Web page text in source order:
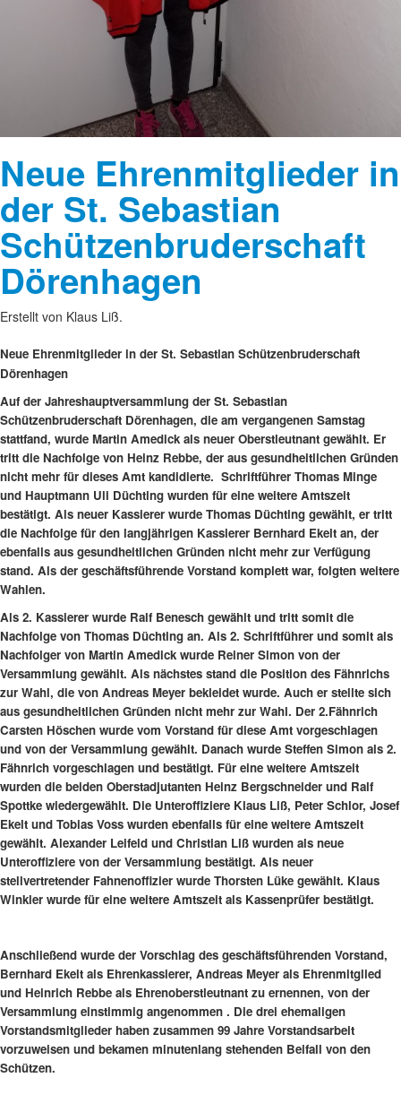
Neue Ehrenmitglieder in
der St. Sebastian
Schützenbruderschaft
Dörenhagen
Erstellt von Klaus Liß.
Neue Ehrenmitglieder in der St. Sebastian Schützenbruderschaft
Dörenhagen
Auf der Jahreshauptversammlung der St. Sebastian
Schützenbruderschaft Dörenhagen, die am vergangenen Samstag
stattfand, wurde Martin Amedick als neuer Oberstleutnant gewählt. Er
tritt die Nachfolge von Heinz Rebbe, der aus gesundheitlichen Gründen
nicht mehr für dieses Amt kandidierte. Schriftführer Thomas Minge
und Hauptmann Uli Düchting wurden für eine weitere Amtszeit
bestätigt. Als neuer Kassierer wurde Thomas Düchting gewählt, er tritt
die Nachfolge für den langjährigen Kassierer Bernhard Ekelt an, der
ebenfalls aus gesundheitlichen Gründen nicht mehr zur Verfügung
stand. Als der geschäftsführende Vorstand komplett war, folgten weitere
Wahlen.
Als 2. Kassierer wurde Ralf Benesch gewählt und tritt somit die
Nachfolge von Thomas Düchting an. Als 2. Schriftführer und somit als
Nachfolger von Martin Amedick wurde Reiner Simon von der
Versammlung gewählt. Als nächstes stand die Position des Fähnrichs
zur Wahl, die von Andreas Meyer bekleidet wurde. Auch er stellte sich
aus gesundheitlichen Gründen nicht mehr zur Wahl. Der 2.Fähnrich
Carsten Höschen wurde vom Vorstand für diese Amt vorgeschlagen
und von der Versammlung gewählt. Danach wurde Steffen Simon als 2.
Fähnrich vorgeschlagen und bestätigt. Für eine weitere Amtszeit
wurden die beiden Oberstadjutanten Heinz Bergschneider und Ralf
Spottke wiedergewählt. Die Unteroffiziere Klaus Liß, Peter Schlor, Josef
Ekelt und Tobias Voss wurden ebenfalls für eine weitere Amtszeit
gewählt. Alexander Leifeld und Christian Liß wurden als neue
Unteroffiziere von der Versammlung bestätigt. Als neuer
stellvertretender Fahnenoffizier wurde Thorsten Lüke gewählt. Klaus
Winkler wurde für eine weitere Amtszeit als Kassenprüfer bestätigt.
Anschließend wurde der Vorschlag des geschäftsführenden Vorstand,
Bernhard Ekelt als Ehrenkassierer, Andreas Meyer als Ehrenmitglied
und Heinrich Rebbe als Ehrenoberstleutnant zu ernennen, von der
Versammlung einstimmig angenommen . Die drei ehemaligen
Vorstandsmitglieder haben zusammen 99 Jahre Vorstandsarbeit
vorzuweisen und bekamen minutenlang stehenden Beifall von den
Schützen.